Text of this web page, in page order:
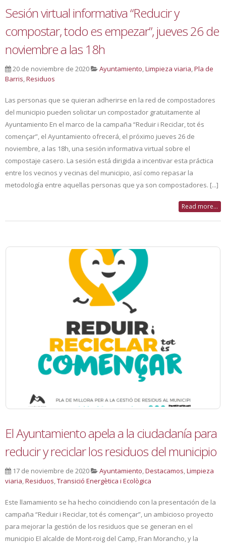
Sesión virtual informativa “Reducir y
compostar, todo es empezar”, jueves 26 de
noviembre a las 18h
20 de noviembre de 2020 Ayuntamiento,Limpieza viaria,Pla de
Barris,Residuos
Las personas que se quieran adherirse en la red de compostadores
del municipio pueden solicitar un compostador gratuitamente al
Ayuntamiento En el marco de la campaña “Reduir i Reciclar, tot és
començar”, el Ayuntamiento ofrecerá, el próximo jueves 26 de
noviembre, a las 18h, una sesión informativa virtual sobre el
compostaje casero. La sesión está dirigida a incentivar esta práctica
entre los vecinos y vecinas del municipio, así como repasar la
metodología entre aquellas personas que ya son compostadores. [...]
Read more...
El Ayuntamiento apela a la ciudadanía para
reducir y reciclar los residuos del municipio
17 de noviembre de 2020 Ayuntamiento,Destacamos,Limpieza
viaria,Residuos,Transició Energètica i Ecològica
Este llamamiento se ha hecho coincidiendo con la presentación de la
campaña “Reduir i Reciclar, tot és començar”, un ambicioso proyecto
para mejorar la gestión de los residuos que se generan en el
municipio El alcalde de Mont-roig del Camp, Fran Morancho, y la